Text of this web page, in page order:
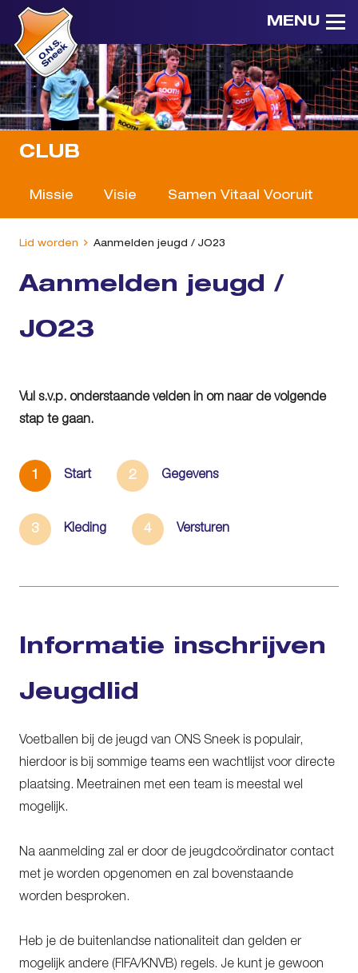
MENU
CLUB
Missie Visie Samen Vitaal Vooruit
Lid worden Aanmelden jeugd / JO23
Aanmelden jeugd /
JO23
Vul s.v.p. onderstaande velden in om naar de volgende
stap te gaan.
1 Start 2 Gegevens
3 Kleding 4 Versturen
Informatie inschrijven
Jeugdlid
Voetballen bij de jeugd van ONS Sneek is populair,
hierdoor is bij sommige teams een wachtlijst voor directe
plaatsing. Meetrainen met een team is meestal wel
mogelijk.
Na aanmelding zal er door de jeugdcoördinator contact
met je worden opgenomen en zal bovenstaande
worden besproken.
Heb je de buitenlandse nationaliteit dan gelden er
mogelijk andere (FIFA/KNVB) regels. Je kunt je gewoon